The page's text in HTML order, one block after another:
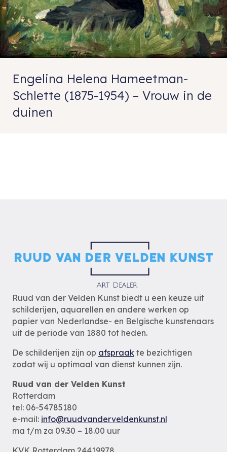
Engelina Helena Hameetman-
Schlette (1875-1954) – Vrouw in de
duinen
Ruud van der Velden Kunst biedt u een keuze uit
schilderijen, aquarellen en andere werken op
papier van Nederlandse- en Belgische kunstenaars
uit de periode van 1880 tot heden.
De schilderijen zijn op afspraak te bezichtigen
zodat wij u optimaal van dienst kunnen zijn.
Ruud van der Velden Kunst
Rotterdam
tel: 06-54785180
e-mail: info@ruudvanderveldenkunst.nl
ma t/m za 09.30 – 18.00 uur